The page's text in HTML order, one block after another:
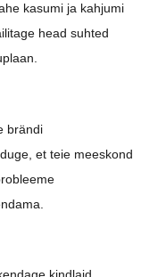
kasumi ja kahjumi
head suhted
brändi
et teie meeskond